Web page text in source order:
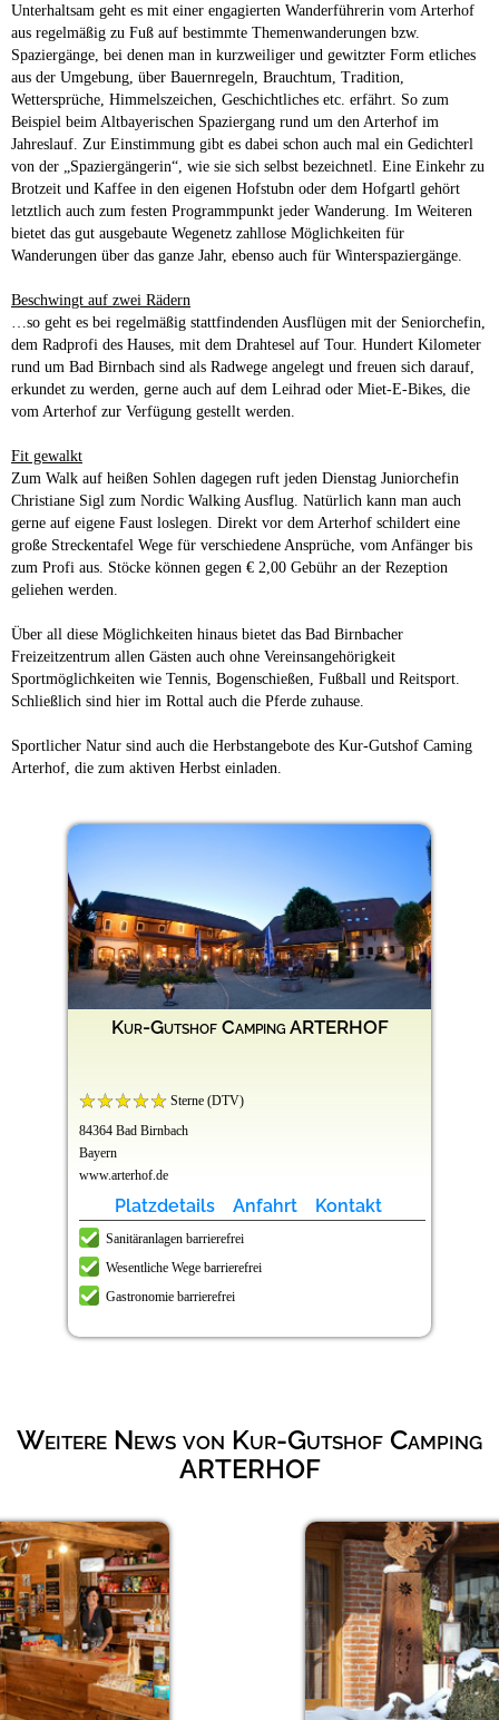
Unterhaltsam geht es mit einer engagierten Wanderführerin vom Arterhof
aus regelmäßig zu Fuß auf bestimmte Themenwanderungen bzw.
Spaziergänge, bei denen man in kurzweiliger und gewitzter Form etliches
aus der Umgebung, über Bauernregeln, Brauchtum, Tradition,
Wettersprüche, Himmelszeichen, Geschichtliches etc. erfährt. So zum
Beispiel beim Altbayerischen Spaziergang rund um den Arterhof im
Jahreslauf. Zur Einstimmung gibt es dabei schon auch mal ein Gedichterl
von der „Spaziergängerin“, wie sie sich selbst bezeichnetl. Eine Einkehr zu
Brotzeit und Kaffee in den eigenen Hofstubn oder dem Hofgartl gehört
letztlich auch zum festen Programmpunkt jeder Wanderung. Im Weiteren
bietet das gut ausgebaute Wegenetz zahllose Möglichkeiten für
Wanderungen über das ganze Jahr, ebenso auch für Winterspaziergänge.
Beschwingt auf zwei Rädern
…so geht es bei regelmäßig stattfindenden Ausflügen mit der Seniorchefin,
dem Radprofi des Hauses, mit dem Drahtesel auf Tour. Hundert Kilometer
rund um Bad Birnbach sind als Radwege angelegt und freuen sich darauf,
erkundet zu werden, gerne auch auf dem Leihrad oder Miet-E-Bikes, die
vom Arterhof zur Verfügung gestellt werden.
Fit gewalkt
Zum Walk auf heißen Sohlen dagegen ruft jeden Dienstag Juniorchefin
Christiane Sigl zum Nordic Walking Ausflug. Natürlich kann man auch
gerne auf eigene Faust loslegen. Direkt vor dem Arterhof schildert eine
große Streckentafel Wege für verschiedene Ansprüche, vom Anfänger bis
zum Profi aus. Stöcke können gegen € 2,00 Gebühr an der Rezeption
geliehen werden.
Über all diese Möglichkeiten hinaus bietet das Bad Birnbacher
Freizeitzentrum allen Gästen auch ohne Vereinsangehörigkeit
Sportmöglichkeiten wie Tennis, Bogenschießen, Fußball und Reitsport.
Schließlich sind hier im Rottal auch die Pferde zuhause.
Sportlicher Natur sind auch die Herbstangebote des Kur-Gutshof Caming
Arterhof, die zum aktiven Herbst einladen.
Kur-Gutshof Camping ARTERHOF
Sterne (DTV)
84364 Bad Birnbach
Bayern
www.arterhof.de
Platzdetails Anfahrt Kontakt
Sanitäranlagen barrierefrei
Wesentliche Wege barrierefrei
Gastronomie barrierefrei
Weitere News von Kur-Gutshof Camping
ARTERHOF